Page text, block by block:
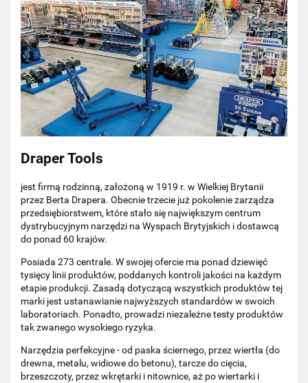
Draper Tools
jest firmą rodzinną, założoną w 1919 r. w Wielkiej Brytanii
przez Berta Drapera. Obecnie trzecie już pokolenie zarządza
przedsiębiorstwem, które stało się największym centrum
dystrybucyjnym narzędzi na Wyspach Brytyjskich i dostawcą
do ponad 60 krajów.
Posiada 273 centrale. W swojej ofercie ma ponad dziewięć
tysięcy linii produktów, poddanych kontroli jakości na każdym
etapie produkcji. Zasadą dotyczącą wszystkich produktów tej
marki jest ustanawianie najwyższych standardów w swoich
laboratoriach. Ponadto, prowadzi niezależne testy produktów
tak zwanego wysokiego ryzyka.
Narzędzia perfekcyjne - od paska ściernego, przez wiertła (do
drewna, metalu, widiowe do betonu), tarcze do cięcia,
brzeszczoty, przez wkrętarki i nitownice, aż po wiertarki i